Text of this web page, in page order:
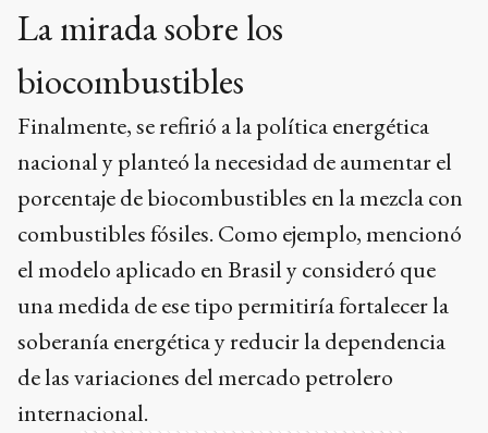
La mirada sobre los
biocombustibles
Finalmente, se refirió a la política energética
nacional y planteó la necesidad de aumentar el
porcentaje de biocombustibles en la mezcla con
combustibles fósiles. Como ejemplo, mencionó
el modelo aplicado en Brasil y consideró que
una medida de ese tipo permitiría fortalecer la
soberanía energética y reducir la dependencia
de las variaciones del mercado petrolero
internacional.